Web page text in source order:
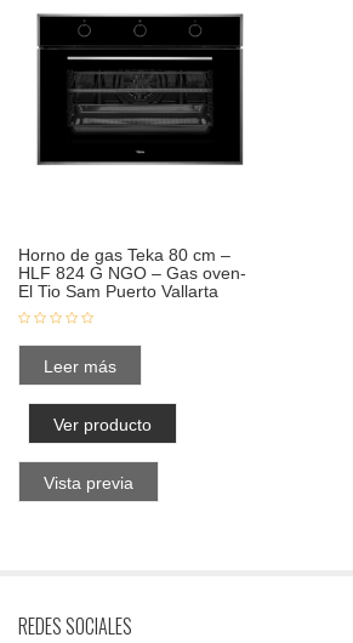
Horno de gas Teka 80 cm –
HLF 824 G NGO – Gas oven-
El Tio Sam Puerto Vallarta
Leer más
Ver producto
Vista previa
REDES SOCIALES